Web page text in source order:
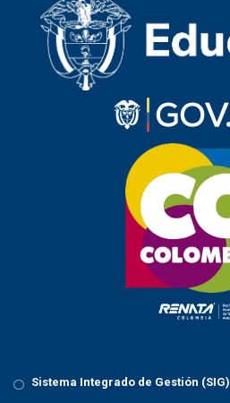
Sistema Integrado de Gestión (SIG)